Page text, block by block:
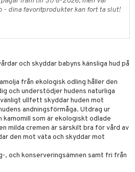
- dina favoritprodukter kan fort ta slut!
och skyddar babyns känsliga hud på
från ekologisk odling håller den
och understödjer hudens naturliga
ullfett skyddar huden mot
andningsförmåga. Utdrag ur
kamomill som är ekologiskt odlade
milda cremen är särskilt bra för vård av
den mot väta och skyddar mot
och konserveringsämnen samt fri från